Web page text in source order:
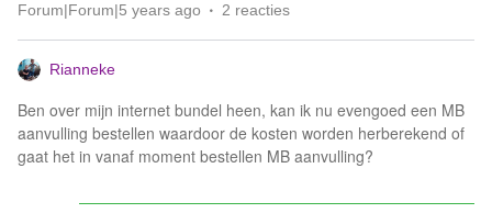
Forum|Forum|5 years ago 2 reacties
Rianneke
Ben over mijn internet bundel heen, kan ik nu evengoed een MB
aanvulling bestellen waardoor de kosten worden herberekend of
gaat het in vanaf moment bestellen MB aanvulling?